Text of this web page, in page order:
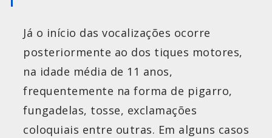
Já o início das vocalizações ocorre
posteriormente ao dos tiques motores,
na idade média de 11 anos,
frequentemente na forma de pigarro,
fungadelas, tosse, exclamações
coloquiais entre outras. Em alguns casos